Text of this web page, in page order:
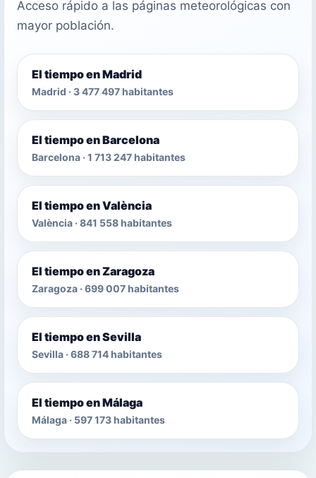
Acceso rápido a las páginas meteorológicas con
mayor población.
El tiempo en Madrid
Madrid · 3 477 497 habitantes
El tiempo en Barcelona
Barcelona · 1 713 247 habitantes
El tiempo en València
València · 841 558 habitantes
El tiempo en Zaragoza
Zaragoza · 699 007 habitantes
El tiempo en Sevilla
Sevilla · 688 714 habitantes
El tiempo en Málaga
Málaga · 597 173 habitantes